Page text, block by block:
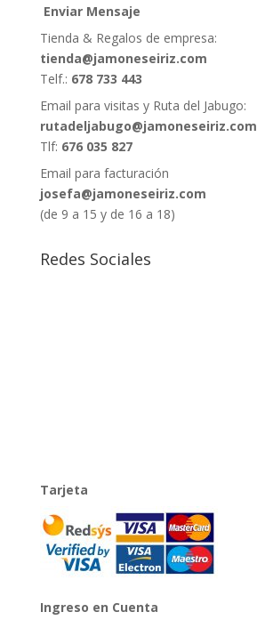
Enviar Mensaje
Tienda & Regalos de empresa:
tienda@jamoneseiriz.com
Telf.: 678 733 443
Email para visitas y Ruta del Jabugo:
rutadeljabugo@jamoneseiriz.com
Tlf: 676 035 827
Email para facturación
josefa@jamoneseiriz.com
(de 9 a 15 y de 16 a 18)
Redes Sociales
Tarjeta
Ingreso en Cuenta